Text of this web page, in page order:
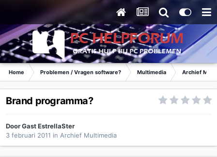
Home Problemen / Vragen software? Multimedia Archief
Brand programma?
Door Gast EstrellaSter
3 februari 2011 in Archief Multimedia